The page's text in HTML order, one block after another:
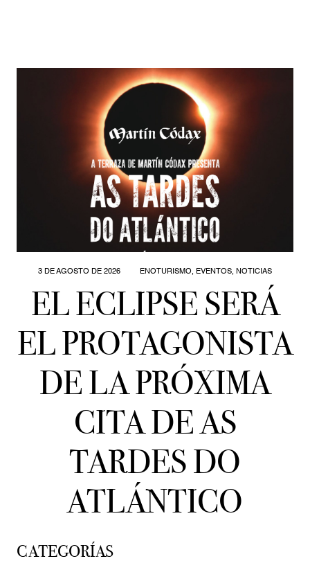
3 DE AGOSTO DE 2026 ENOTURISMO, EVENTOS, NOTICIAS
EL ECLIPSE SERÁ
EL PROTAGONISTA
DE LA PRÓXIMA
CITA DE AS
TARDES DO
ATLÁNTICO
CATEGORÍAS